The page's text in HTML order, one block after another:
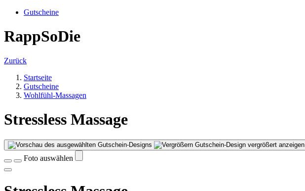
Gutscheine
RappSoDie
Zurück
Startseite
Gutscheine
Wohlfühl-Massagen
Stressless Massage
Gutschein-Design vergrößert anzeigen
Foto auswählen